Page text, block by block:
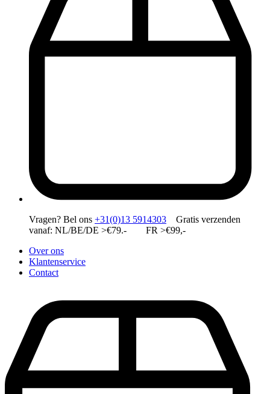
Vragen? Bel ons +31(0)13 5914303 Gratis verzenden
vanaf: NL/BE/DE >€79.- FR >€99,-
Over ons
Klantenservice
Contact